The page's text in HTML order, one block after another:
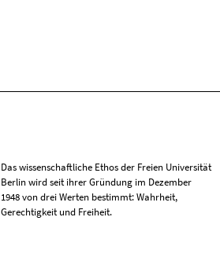
Das wissenschaftliche Ethos der Freien Universität
Berlin wird seit ihrer Gründung im Dezember
1948 von drei Werten bestimmt: Wahrheit,
Gerechtigkeit und Freiheit.